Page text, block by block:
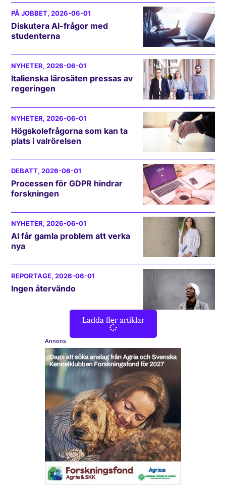
PÅ JOBBET, 2026-06-01
Diskutera AI-frågor med
studenterna
NYHETER, 2026-06-01
Italienska lärosäten pressas av
regeringen
NYHETER, 2026-06-01
Högskolefrågorna som kan ta
plats i valrörelsen
DEBATT, 2026-06-01
Processen för GDPR hindrar
forskningen
NYHETER, 2026-06-01
AI får gamla problem att verka
nya
REPORTAGE, 2026-06-01
Ingen återvändo
Ladda fler artiklar
Annons